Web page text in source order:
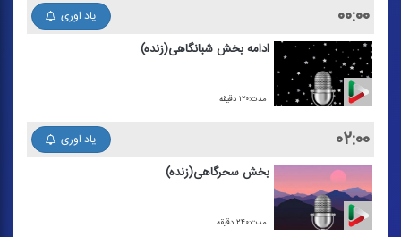
۰۰:۰۰ یاد اوری
ادامه بخش شبانگاهی(زنده)
مدت:۱۲۰ دقیقه
۰۲:۰۰ یاد اوری
بخش سحرگاهی(زنده)
مدت:۲۴۰ دقیقه